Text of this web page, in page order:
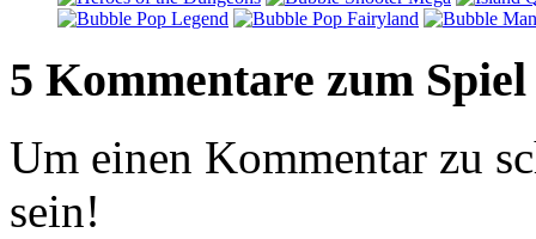
5 Kommentare zum Spiel
Um einen Kommentar zu
sein!